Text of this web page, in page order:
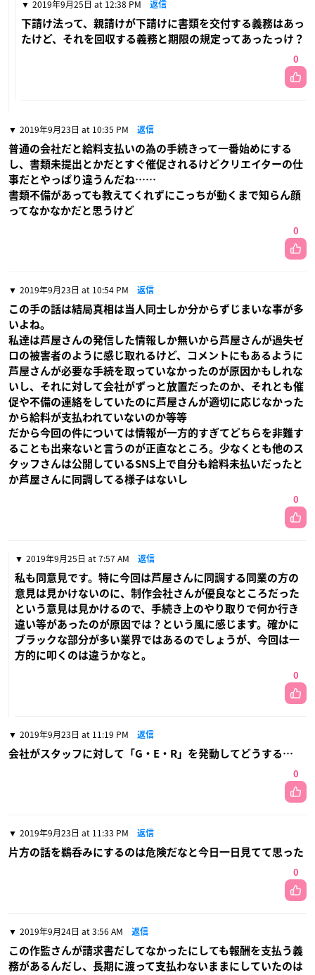
2019年9月25日 at 12:38 PM 返信
下請け法って、親請けが下請けに書類を交付する義務はあっ
たけど、それを回収する義務と期限の規定ってあったっけ？
0
2019年9月23日 at 10:35 PM 返信
普通の会社だと給料支払いの為の手続きって一番始めにする
し、書類未提出とかだとすぐ催促されるけどクリエイターの仕
事だとやっぱり違うんだね……
書類不備があっても教えてくれずにこっちが動くまで知らん顔
ってなかなかだと思うけど
0
2019年9月23日 at 10:54 PM 返信
この手の話は結局真相は当人同士しか分からずじまいな事が多
いよね。
私達は芦屋さんの発信した情報しか無いから芦屋さんが過失ゼ
ロの被害者のように感じ取れるけど、コメントにもあるように
芦屋さんが必要な手続を取っていなかったのが原因かもしれな
いし、それに対して会社がずっと放置だったのか、それとも催
促や不備の連絡をしていたのに芦屋さんが適切に応じなかった
から給料が支払われていないのか等等
だから今回の件については情報が一方的すぎてどちらを非難す
ることも出来ないと言うのが正直なところ。少なくとも他のス
タッフさんは公開しているSNS上で自分も給料未払いだったと
か芦屋さんに同調してる様子はないし
0
2019年9月25日 at 7:57 AM 返信
私も同意見です。特に今回は芦屋さんに同調する同業の方の
意見は見かけないのに、制作会社さんが優良なところだった
という意見は見かけるので、手続き上のやり取りで何か行き
違い等があったのが原因では？という風に感じます。確かに
ブラックな部分が多い業界ではあるのでしょうが、今回は一
方的に叩くのは違うかなと。
0
2019年9月23日 at 11:19 PM 返信
会社がスタッフに対して「G・E・R」を発動してどうする…
0
2019年9月23日 at 11:33 PM 返信
片方の話を鵜呑みにするのは危険だなと今日一日見てて思った
0
2019年9月24日 at 3:56 AM 返信
この作監さんが請求書だしてなかったにしても報酬を支払う義
務があるんだし、長期に渡って支払わないままにしていたのは